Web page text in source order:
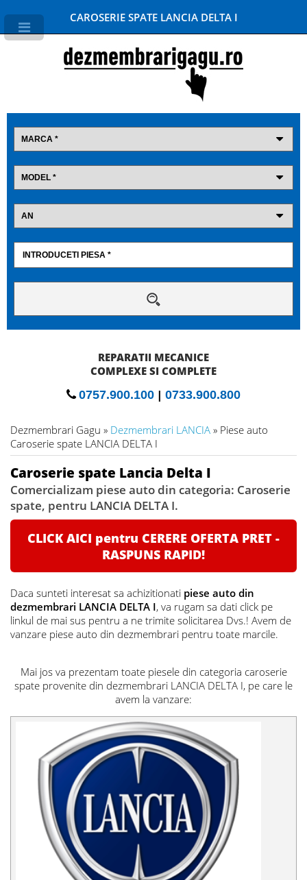
CAROSERIE SPATE LANCIA DELTA I
REPARATII MECANICE
COMPLEXE SI COMPLETE
0757.900.100 | 0733.900.800
Dezmembrari Gagu » Dezmembrari LANCIA» Piese auto
Caroserie spate LANCIA DELTA I
Caroserie spate Lancia Delta I
Comercializam piese auto din categoria: Caroserie
spate, pentru LANCIA DELTA I.
CLICK AICI pentru CERERE OFERTA PRET -
RASPUNS RAPID!
Daca sunteti interesat sa achizitionati piese auto din
dezmembrari LANCIA DELTA I, va rugam sa dati click pe
linkul de mai sus pentru a ne trimite solicitarea Dvs.! Avem de
vanzare piese auto din dezmembrari pentru toate marcile.
Mai jos va prezentam toate piesele din categoria caroserie
spate provenite din dezmembrari LANCIA DELTA I, pe care le
avem la vanzare: